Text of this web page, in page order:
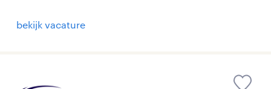
bekijk vacature